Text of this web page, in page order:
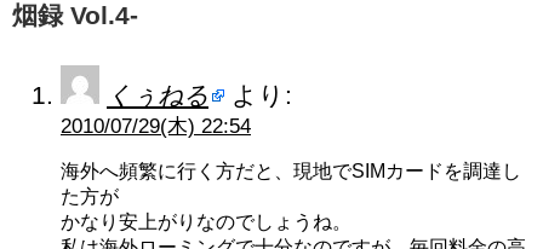
烟録 Vol.4-
くぅねる より:
2010/07/29(木) 22:54
海外へ頻繁に行く方だと、現地でSIMカードを調達し
た方が
かなり安上がりなのでしょうね。